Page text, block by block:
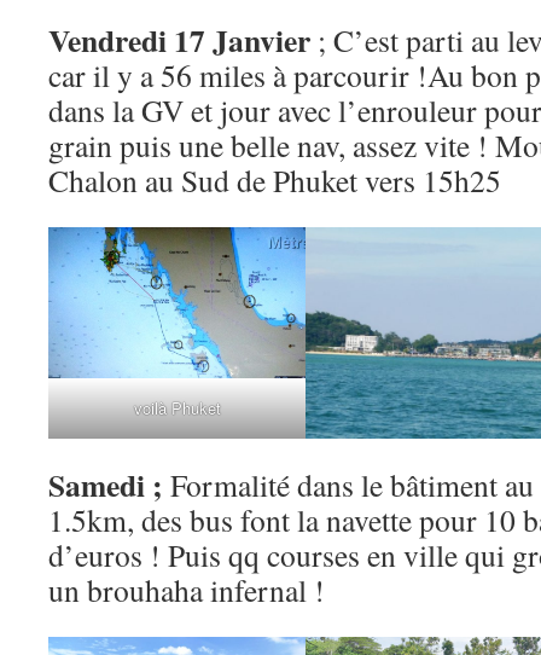
Vendredi 17 Janvier ; C’est parti au
car il y a 56 miles à parcourir !Au bon
dans la GV et jour avec l’enrouleur
grain puis une belle nav, assez vite !
Chalon au Sud de Phuket vers 15h25
voilà Phuket
Samedi ; Formalité dans le bâtiment
1.5km, des bus font la navette pour 10
d’euros ! Puis qq courses en ville qui
un brouhaha infernal !